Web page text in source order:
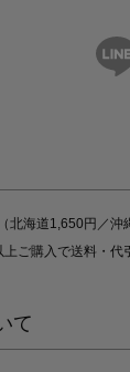
（北海道1,650円／沖
上ご購入で送料・代
て